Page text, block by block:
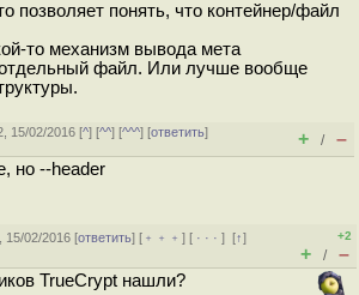
позволяет понять, что контейнер/файл
то механизм вывода мета
файл. Или лучше вообще
15/02/2016 [^] [^^] [^^^] [ответить]
+ / –
но --header
15/02/2016 [ответить] [ ﹢﹢﹢] [ · · ·][↑]
+2
+ / –
TrueCrypt нашли?